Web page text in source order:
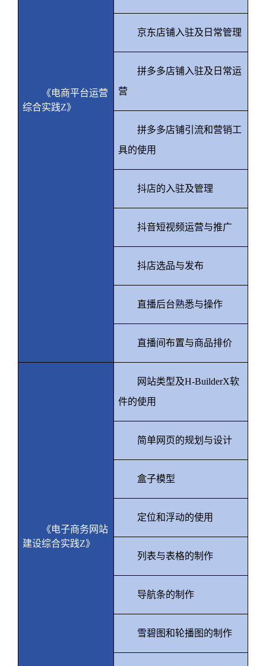
《电商平台运营
综合实践Z》
京东店铺入驻及日常管理
拼多多店铺入驻及日常运
营
拼多多店铺引流和营销工
具的使用
抖店的入驻及管理
抖音短视频运营与推广
抖店选品与发布
直播后台熟悉与操作
直播间布置与商品排价
《电子商务网站
建设综合实践Z》
网站类型及H-BuilderX软
件的使用
简单网页的规划与设计
盒子模型
定位和浮动的使用
列表与表格的制作
导航条的制作
雪碧图和轮播图的制作